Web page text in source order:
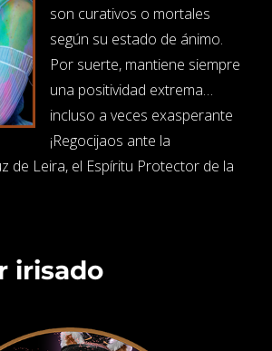
son curativos o mortales
según su estado de ánimo.
Por suerte, mantiene siempre
una positividad extrema…
incluso a veces exasperante
¡Regocijaos ante la
de Leira, el Espíritu Protector de la
irisado